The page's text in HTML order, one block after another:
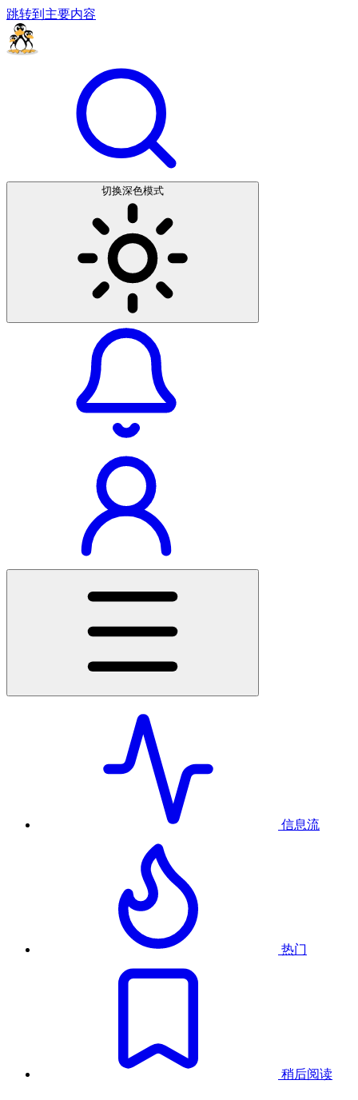
跳转到主要内容
切换深色模式
信息流
热门
稍后阅读